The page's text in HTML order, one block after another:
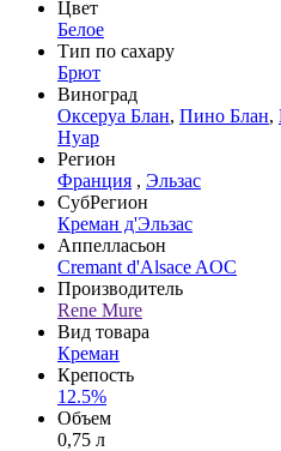
Цвет
Белое
Тип по сахару
Брют
Виноград
Оксеруа Блан, Пино Блан,
Нуар
Регион
Франция , Эльзас
СубРегион
Креман д'Эльзас
Аппелласьон
Cremant d'Alsace AOC
Производитель
Rene Mure
Вид товара
Креман
Крепость
12.5%
Объем
0,75 л